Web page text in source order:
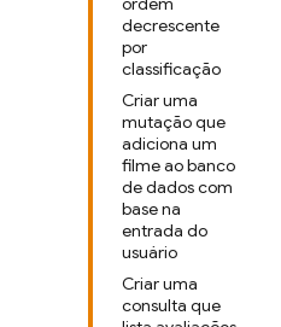
decrescente
por
classificação
Criar uma
mutação que
adiciona um
filme ao banco
de dados com
base na
entrada do
usuário
Criar uma
consulta que